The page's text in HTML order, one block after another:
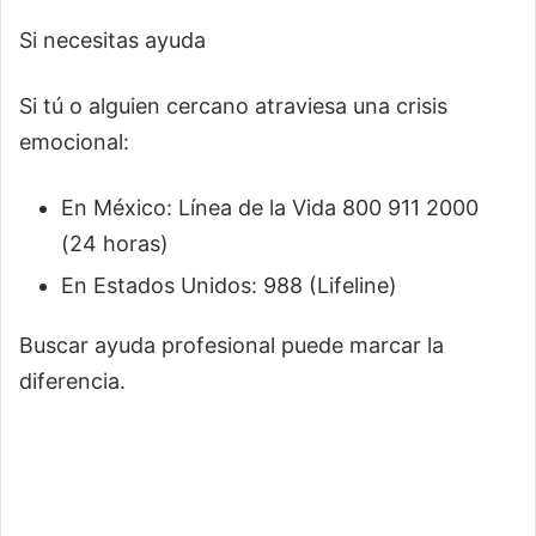
Si necesitas ayuda
Si tú o alguien cercano atraviesa una crisis
emocional:
En México: Línea de la Vida 800 911 2000
(24 horas)
En Estados Unidos: 988 (Lifeline)
Buscar ayuda profesional puede marcar la
diferencia.